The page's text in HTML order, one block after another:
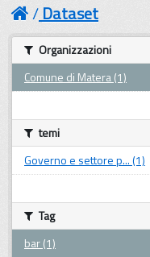
Dataset
Organizzazioni
Comune di Matera (1)
temi
Governo e settore p... (1)
Tag
bar (1)